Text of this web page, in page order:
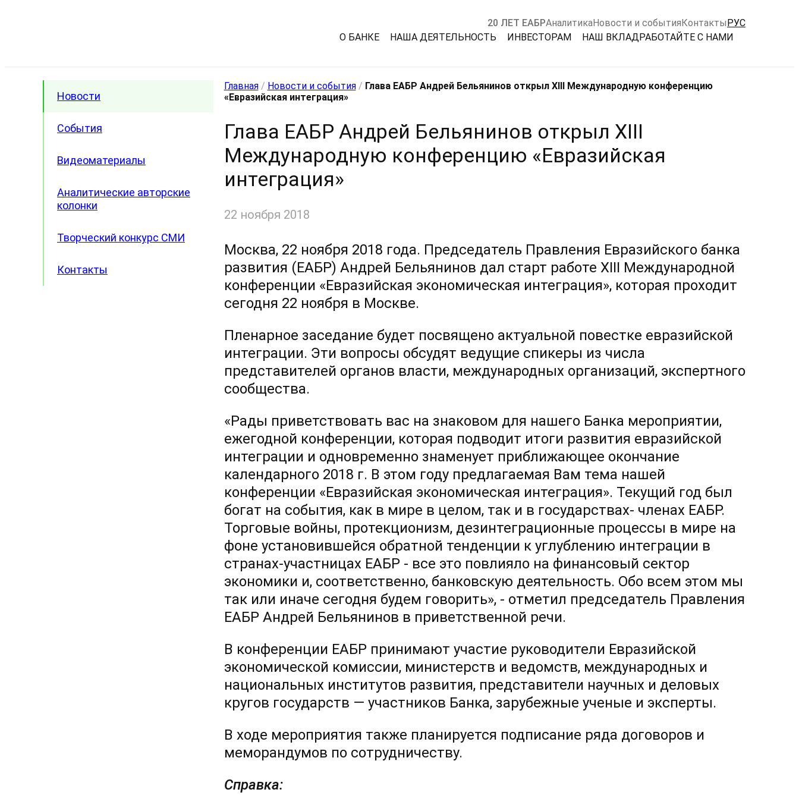
20 ЛЕТ ЕАБРАналитикаНовости и событияКонтактыРУС
О БАНКЕ
НАША ДЕЯТЕЛЬНОСТЬ ИНВЕСТОРАМ НАШ ВКЛАДРАБОТАЙТЕ С НАМИ
Новости
События
Видеоматериалы
Аналитические авторские
колонки
Творческий конкурс СМИ
Контакты
Главная/ Новости и события/ Глава ЕАБР Андрей Бельянинов открыл XIII Международную конференцию
«Евразийская интеграция»
Глава ЕАБР Андрей Бельянинов открыл XIII
Международную конференцию «Евразийская
интеграция»
22 ноября 2018
Москва, 22 ноября 2018 года. Председатель Правления Евразийского банка
развития (ЕАБР) Андрей Бельянинов дал старт работе XIII Международной
конференции «Евразийская экономическая интеграция», которая проходит
сегодня 22 ноября в Москве.
Пленарное заседание будет посвящено актуальной повестке евразийской
интеграции. Эти вопросы обсудят ведущие спикеры из числа
представителей органов власти, международных организаций, экспертного
сообщества.
«Рады приветствовать вас на знаковом для нашего Банка мероприятии,
ежегодной конференции, которая подводит итоги развития евразийской
интеграции и одновременно знаменует приближающее окончание
календарного 2018 г. В этом году предлагаемая Вам тема нашей
конференции «Евразийская экономическая интеграция». Текущий год был
богат на события, как в мире в целом, так и в государствах- членах ЕАБР.
Торговые войны, протекционизм, дезинтеграционные процессы в мире на
фоне установившейся обратной тенденции к углублению интеграции в
странах-участницах ЕАБР - все это повлияло на финансовый сектор
экономики и, соответственно, банковскую деятельность. Обо всем этом мы
так или иначе сегодня будем говорить», - отметил председатель Правления
ЕАБР Андрей Бельянинов в приветственной речи.
В конференции ЕАБР принимают участие руководители Евразийской
экономической комиссии, министерств и ведомств, международных и
национальных институтов развития, представители научных и деловых
кругов государств — участников Банка, зарубежные ученые и эксперты.
В ходе мероприятия также планируется подписание ряда договоров и
меморандумов по сотрудничеству.
Справка: